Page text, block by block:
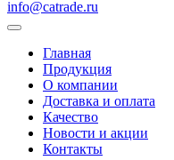
info@catrade.ru
Главная
Продукция
О компании
Доставка и оплата
Качество
Новости и акции
Контакты